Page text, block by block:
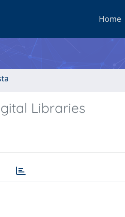
Home
Libraries